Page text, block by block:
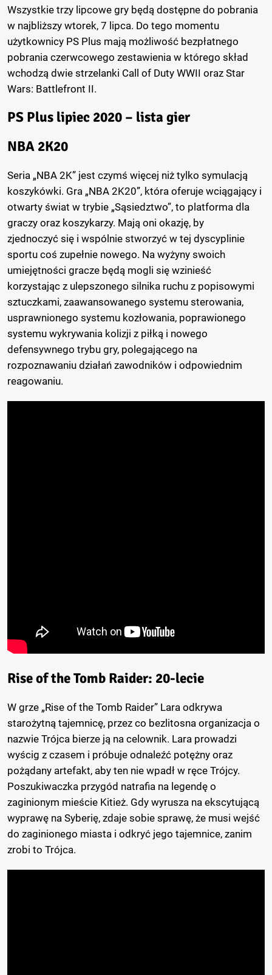
Wszystkie trzy lipcowe gry będą dostępne do pobrania
w najbliższy wtorek, 7 lipca. Do tego momentu
użytkownicy PS Plus mają możliwość bezpłatnego
pobrania czerwcowego zestawienia w którego skład
wchodzą dwie strzelanki Call of Duty WWII oraz Star
Wars: Battlefront II.
PS Plus lipiec 2020 – lista gier
NBA 2K20
Seria „NBA 2K” jest czymś więcej niż tylko symulacją
koszykówki. Gra „NBA 2K20”, która oferuje wciągający i
otwarty świat w trybie „Sąsiedztwo”, to platforma dla
graczy oraz koszykarzy. Mają oni okazję, by
zjednoczyć się i wspólnie stworzyć w tej dyscyplinie
sportu coś zupełnie nowego. Na wyżyny swoich
umiejętności gracze będą mogli się wzinieść
korzystając z ulepszonego silnika ruchu z popisowymi
sztuczkami, zaawansowanego systemu sterowania,
usprawnionego systemu kozłowania, poprawionego
systemu wykrywania kolizji z piłką i nowego
defensywnego trybu gry, polegającego na
rozpoznawaniu działań zawodników i odpowiednim
reagowaniu.
Rise of the Tomb Raider: 20-lecie
W grze „Rise of the Tomb Raider” Lara odkrywa
starożytną tajemnicę, przez co bezlitosna organizacja o
nazwie Trójca bierze ją na celownik. Lara prowadzi
wyścig z czasem i próbuje odnaleźć potężny oraz
pożądany artefakt, aby ten nie wpadł w ręce Trójcy.
Poszukiwaczka przygód natrafia na legendę o
zaginionym mieście Kitież. Gdy wyrusza na ekscytującą
wyprawę na Syberię, zdaje sobie sprawę, że musi wejść
do zaginionego miasta i odkryć jego tajemnice, zanim
zrobi to Trójca.